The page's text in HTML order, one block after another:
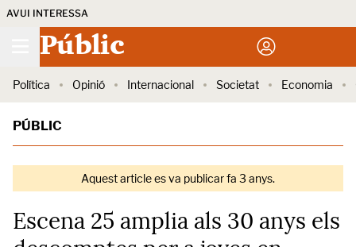
AVUI INTERESSA
Públic
Política Opinió Internacional Societat Economia
PÚBLIC
Aquest article es va publicar fa 3 anys.
Escena 25 amplia als 30 anys els